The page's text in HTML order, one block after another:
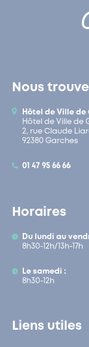
Nous
Hôtel de Ville de
Hôtel de Ville de
2, rue Claude
92380 Garches
01 47 95 66 66
Horaires
Du lundi au
8h30-12h/13h-17h
Le samedi :
8h30-12h
Liens utiles